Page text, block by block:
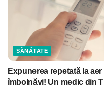
SĂNĂTATE
Expunerea repetată la
îmbolnăvi! Un medic din